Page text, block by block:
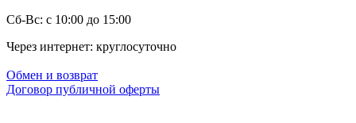
Сб-Вс: с 10:00 до 15:00
Через интернет: круглосуточно
Обмен и возврат
Договор публичной оферты